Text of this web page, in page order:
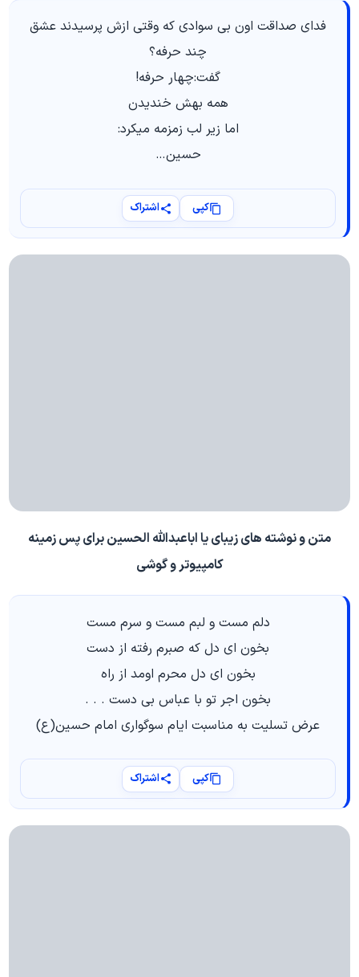
فدای صداقت اون بی سوادی که وقتی ازش پرسیدند عشق
چند حرفه؟
گفت:چهار حرفه!
همه بهش خندیدن
اما زیر لب زمزمه میکرد:
حسین…
کپی اشتراک
متن و نوشته های زیبای یا اباعبدالله الحسین برای پس زمینه
کامپیوتر و گوشی
دلم مست و لبم مست و سرم مست
بخون ای دل که صبرم رفته از دست
بخون ای دل محرم اومد از راه
بخون اجر تو با عباس بی دست . . .
عرض تسلیت به مناسبت ایام سوگواری امام حسین(ع)
کپی اشتراک